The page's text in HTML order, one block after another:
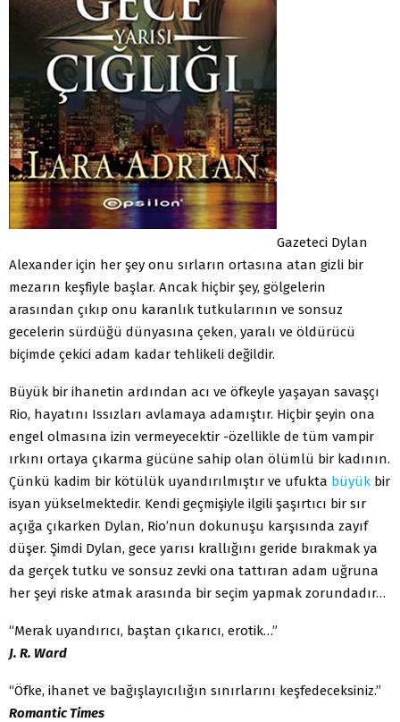
Gazeteci Dylan
Alexander için her şey onu sırların ortasına atan gizli bir
mezarın keşfiyle başlar. Ancak hiçbir şey, gölgelerin
arasından çıkıp onu karanlık tutkularının ve sonsuz
gecelerin sürdüğü dünyasına çeken, yaralı ve öldürücü
biçimde çekici adam kadar tehlikeli değildir.
Büyük bir ihanetin ardından acı ve öfkeyle yaşayan savaşçı
Rio, hayatını Issızları avlamaya adamıştır. Hiçbir şeyin ona
engel olmasına izin vermeyecektir -özellikle de tüm vampir
ırkını ortaya çıkarma gücüne sahip olan ölümlü bir kadının.
Çünkü kadim bir kötülük uyandırılmıştır ve ufukta büyük bir
isyan yükselmektedir. Kendi geçmişiyle ilgili şaşırtıcı bir sır
açığa çıkarken Dylan, Rio’nun dokunuşu karşısında zayıf
düşer. Şimdi Dylan, gece yarısı krallığını geride bırakmak ya
da gerçek tutku ve sonsuz zevki ona tattıran adam uğruna
her şeyi riske atmak arasında bir seçim yapmak zorundadır…
“Merak uyandırıcı, baştan çıkarıcı, erotik…”
J. R. Ward
“Öfke, ihanet ve bağışlayıcılığın sınırlarını keşfedeceksiniz.”
Romantic Times